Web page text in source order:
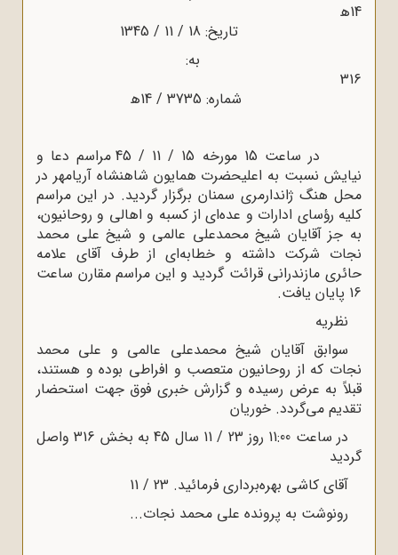
14ﻫ
تاریخ: 18 / 11 /
1345
به:
316
شماره: 3735 / 14ﻫ
در ساعت 15 مورخه 15 / 11 / 45 مراسم دعا و
نیایش نسبت به اعلیحضرت همایون شاهنشاه آریامهر در
محل هنگ ژاندارمری سمنان برگزار گردید. در این مراسم
کلیه رؤسای ادارات و عده‌ای از کسبه و اهالی و روحانیون،
به جز آقایان شیخ محمدعلی عالمی و شیخ علی محمد
نجات شرکت داشته و خطابه‌ای از طرف آقای علامه
حائری مازندرانی قرائت گردید و این مراسم مقارن ساعت
16 پایان یافت.
نظریه
سوابق آقایان شیخ محمدعلی عالمی و علی محمد
نجات که از روحانیون متعصب و افراطی بوده و هستند،
قبلاً به عرض رسیده و گزارش خبری فوق جهت استحضار
تقدیم می‌گردد. خوریان
در ساعت 11:00 روز 23 / 11 سال 45 به بخش 316 واصل
گردید
آقای کاشی بهره‌برداری فرمائید. 23 / 11
رونوشت به پرونده علی محمد نجات...